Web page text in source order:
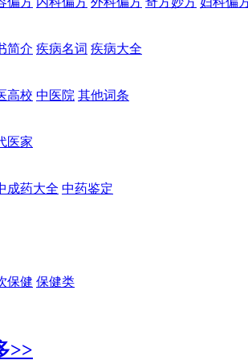
简介 疾病名词 疾病大全
高校 中医院 其他词条
医家
成药大全 中药鉴定
保健 保健类
>>